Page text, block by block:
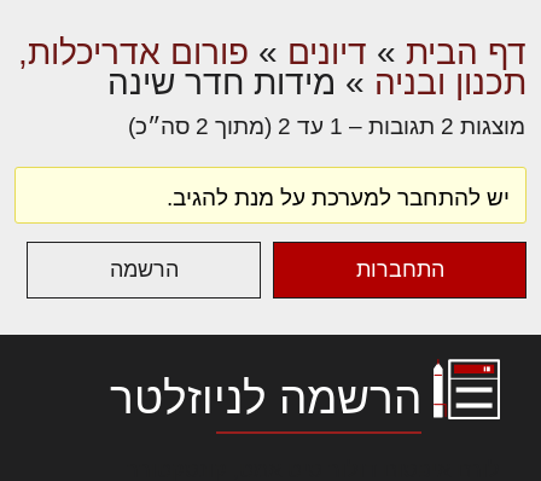
דף הבית » דיונים » פורום אדריכלות,
תכנון ובניה » מידות חדר שינה
מוצגות 2 תגובות – 1 עד 2 (מתוך 2 סה״כ)
יש להתחבר למערכת על מנת להגיב.
התחברות הרשמה
הרשמה לניוזלטר